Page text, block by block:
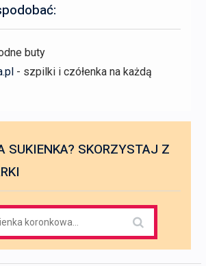
buty
- szpilki i czółenka na każdą
SUKIENKA? SKORZYSTAJ Z